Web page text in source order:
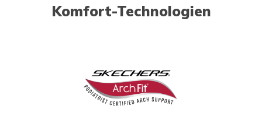
Komfort-Technologien